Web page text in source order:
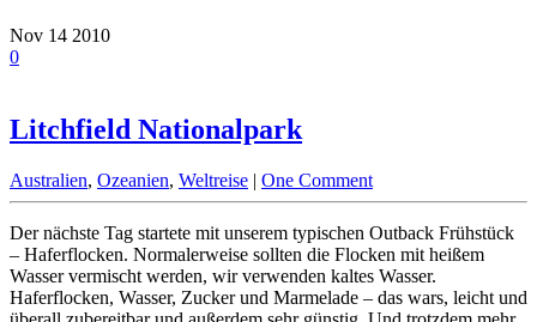
Nov 14 2010
0
Litchfield Nationalpark
Australien, Ozeanien, Weltreise | One Comment
Der nächste Tag startete mit unserem typischen Outback Frühstück
– Haferflocken. Normalerweise sollten die Flocken mit heißem
Wasser vermischt werden, wir verwenden kaltes Wasser.
Haferflocken, Wasser, Zucker und Marmelade – das wars, leicht und